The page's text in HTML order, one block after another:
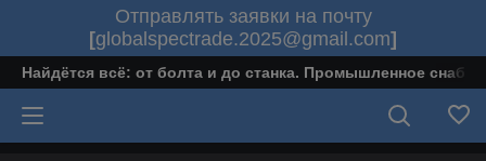
Отправлять заявки на почту
[globalspectrade.2025@gmail.com]
Найдётся всё: от болта и до станка. Промышленное